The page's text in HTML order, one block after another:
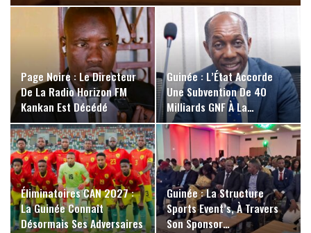
Page Noire : Le Directeur
De La Radio Horizon FM
Kankan Est Décédé
Guinée : L’État Accorde
Une Subvention De 40
Milliards GNF À La…
Éliminatoires CAN 2027 :
La Guinée Connaît
Désormais Ses Adversaires
Guinée : La Structure
Sports Event’s, À Travers
Son Sponsor…